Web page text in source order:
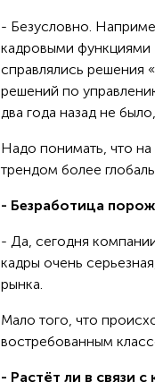
- Безусловно.
кадровыми функциями
справлялись решения
решений по
два года назад не
Надо понимать, что
трендом более
- Безработица
- Да, сегодня
кадры очень
рынка.
Мало того, что
востребованным
- Растёт ли в связи